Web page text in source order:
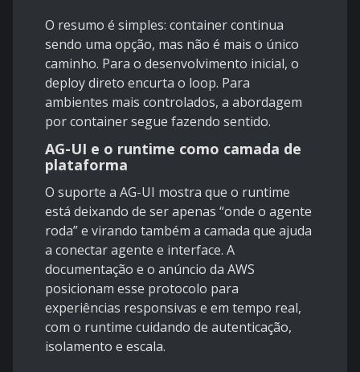
O resumo é simples: container continua
sendo uma opção, mas não é mais o único
caminho. Para o desenvolvimento inicial, o
deploy direto encurta o loop. Para
ambientes mais controlados, a abordagem
por container segue fazendo sentido.
AG-UI e o runtime como camada de
plataforma
O suporte a AG-UI mostra que o runtime
está deixando de ser apenas “onde o agente
roda” e virando também a camada que ajuda
a conectar agente e interface. A
documentação e o anúncio da AWS
posicionam esse protocolo para
experiências responsivas e em tempo real,
com o runtime cuidando de autenticação,
isolamento e escala.